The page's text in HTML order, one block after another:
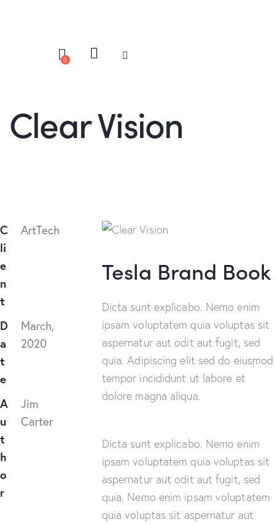
0
Clear Vision
C
li
e
n
t
ArtTech
D
a
t
e
March,
2020
A
u
t
h
o
r
Jim
Carter
Tesla Brand Book
Dicta sunt explicabo. Nemo enim
ipsam voluptatem quia voluptas sit
aspernatur aut odit aut fugit, sed
quia. Adipiscing elit sed do eiusmod
tempor incididunt ut labore et
dolore magna aliqua.
Dicta sunt explicabo. Nemo enim
ipsam voluptatem quia voluptas sit
aspernatur aut odit aut fugit, sed
quia. Nemo enim ipsam voluptatem
quia voluptas sit aspernatur aut